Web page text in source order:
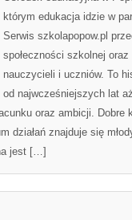
którym edukacja idzie w
Serwis szkolapopow.pl
społeczności szkolnej
nauczycieli i uczniów. To
od najwcześniejszych lat
oraz ambicji. Dobre
działań znajduje się
jest […]